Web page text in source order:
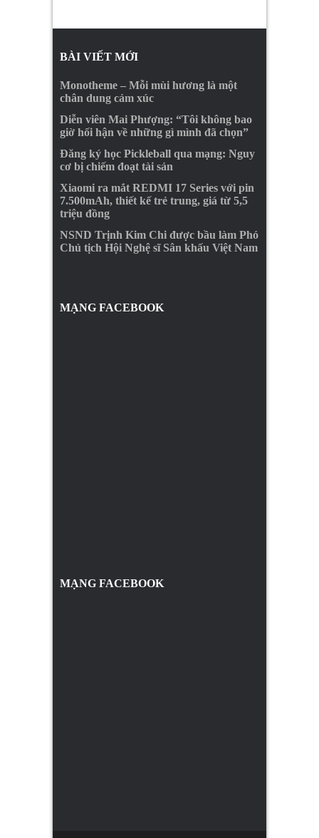
BÀI VIẾT MỚI
Monotheme – Mỗi mùi hương là một
chân dung cảm xúc
Diễn viên Mai Phượng: “Tôi không bao
giờ hối hận về những gì mình đã chọn”
Đăng ký học Pickleball qua mạng: Nguy
cơ bị chiếm đoạt tài sản
Xiaomi ra mắt REDMI 17 Series với pin
7.500mAh, thiết kế trẻ trung, giá từ 5,5
triệu đồng
NSND Trịnh Kim Chi được bầu làm Phó
Chủ tịch Hội Nghệ sĩ Sân khấu Việt Nam
MẠNG FACEBOOK
MẠNG FACEBOOK